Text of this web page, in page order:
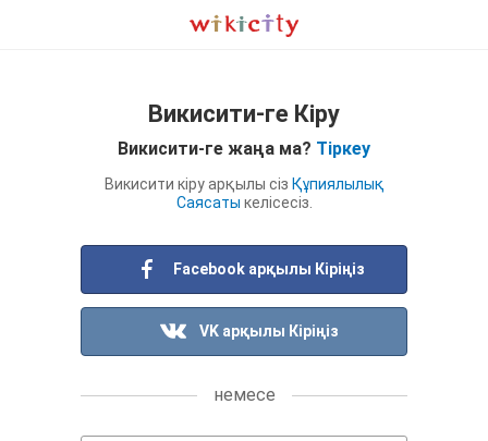
Викисити-ге Кіру
Викисити-ге жаңа ма? Тіркеу
Викисити кіру арқылы сіз Құпиялылық
Саясаты келісесіз.
Facebook арқылы Кіріңіз
VK арқылы Кіріңіз
немесе